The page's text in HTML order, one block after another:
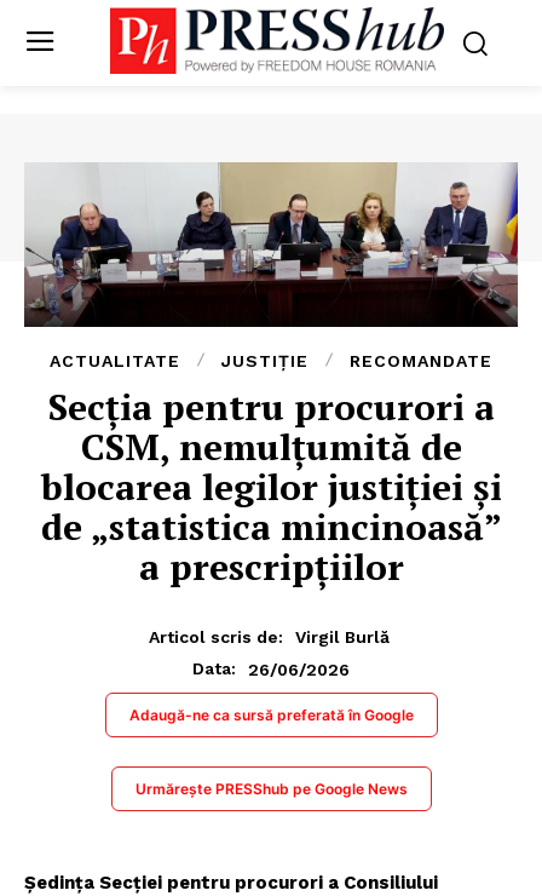
ACTUALITATE JUSTIȚIE RECOMANDATE
Secția pentru procurori a
CSM, nemulțumită de
blocarea legilor justiției și
de „statistica mincinoasă”
a prescripțiilor
Articol scris de:
Virgil Burlă
Data:
26/06/2026
Adaugă-ne ca sursă preferată în Google
Urmărește PRESShub pe Google News
Ședința Secției pentru procurori a Consiliului